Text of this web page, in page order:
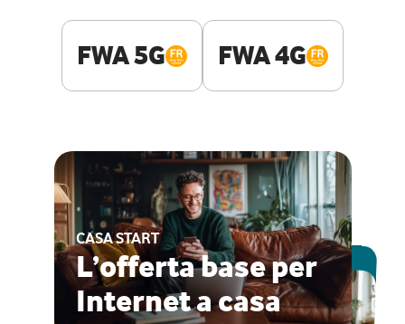
FWA 5G FWA 4G
CASA START
L’offerta base per
Internet a casa
ESCLUSIVA ONLINE